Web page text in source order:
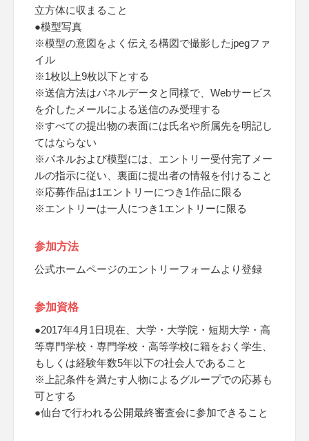
立方体に収まること
●模型写真
※模型の意図をよく伝える構図で撮影したjpegファ
イル
※1枚以上9枚以下とする
※送信方法はパネルデータと同様で、Webサービス
を介したメールによる送信のみ受理する
※すべての提出物の表面には氏名や所属先を明記し
てはならない
※パネルおよび模型には、エントリー受付完了メー
ルの指示に従い、裏面に提出者の情報を付けること
※応募作品は1エントリーにつき1作品に限る
※エントリーは一人につき1エントリーに限る
参加方法
公式ホームページのエントリーフォームより登録
参加資格
●2017年4月1日現在、大学・大学院・短期大学・高
等専門学校・専門学校・高等学校に籍をおく学生、
もしくは経験年数5年以下の社会人であること
※上記条件を満たす人物によるグループでの応募も
可とする
●仙台で行われる公開最終審査会に参加できること